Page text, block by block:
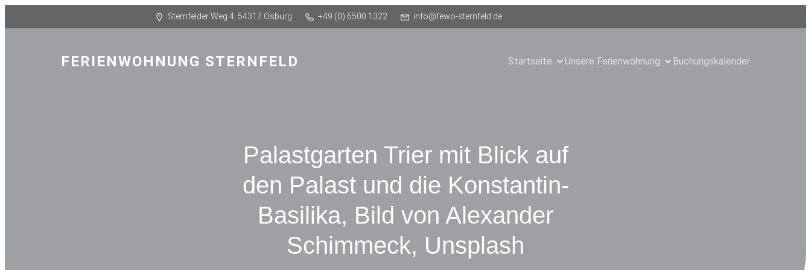
Sternfelder Weg 4, 54317 Osburg +49 (0) 6500 1322 info@fewo-sternfeld.de
FERIENWOHNUNG STERNFELD Startseite Unsere Ferienwohnung Buchungskalender
Palastgarten Trier mit Blick auf
den Palast und die Konstantin-
Basilika, Bild von Alexander
Schimmeck, Unsplash